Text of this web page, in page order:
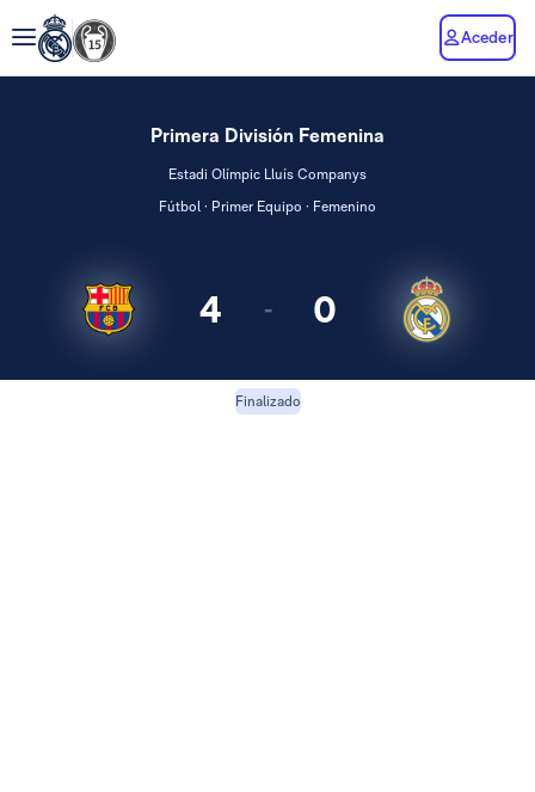
Aceder
Primera División Femenina
Estadi Olímpic Lluís Companys
Fútbol · Primer Equipo · Femenino
4 - 0
Finalizado